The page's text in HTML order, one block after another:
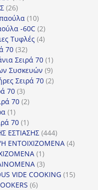
2626
προϊόντα
1010
προϊόντα
-60C 22
προϊόντα
Τυφλές 44
70 3232
προϊόντα
Σειρά 70 11
προϊόν
Συσκευών 99
προϊόντα
Σειρά 70 22
70 33
προϊόντα
70 22
11
προϊόν
70 11
προϊόν
ΕΣΤΙΑΣΗΣ 444444
προϊόντα
ΕΝΤΟΙΧΙΖΟΜΕΝΑ 44
11
προϊόν
33
προϊόντα
VIDE COOKING 1515
66